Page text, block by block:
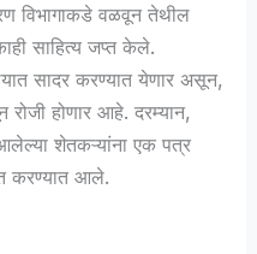
विभागाकडे वळवून तेथील
साहित्य जप्त केले.
सादर करण्यात येणार असून,
होणार आहे. दरम्यान,
शेतकऱ्यांना एक पत्र
करण्यात आले.